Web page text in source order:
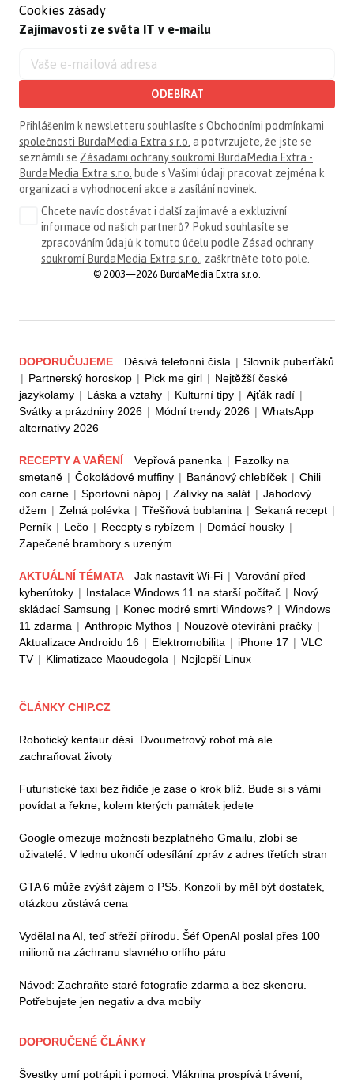
Cookies zásady
Zajímavosti ze světa IT v e-mailu
ODEBÍRAT
Přihlášením k newsletteru souhlasíte s Obchodními podmínkami
společnosti BurdaMedia Extra s.r.o. a potvrzujete, že jste se
seznámili se Zásadami ochrany soukromí BurdaMedia Extra -
BurdaMedia Extra s.r.o. bude s Vašimi údaji pracovat zejména k
organizaci a vyhodnocení akce a zasílání novinek.
Chcete navíc dostávat i další zajímavé a exkluzivní
informace od našich partnerů? Pokud souhlasíte se
zpracováním údajů k tomuto účelu podle Zásad ochrany
soukromí BurdaMedia Extra s.r.o., zaškrtněte toto pole.
© 2003—2026 BurdaMedia Extra s.r.o.
DOPORUČUJEME Děsivá telefonní čísla | Slovník puberťáků
| Partnerský horoskop | Pick me girl | Nejtěžší české
jazykolamy | Láska a vztahy | Kulturní tipy | Ajťák radí |
Svátky a prázdniny 2026 | Módní trendy 2026 | WhatsApp
alternativy 2026
RECEPTY A VAŘENÍ Vepřová panenka | Fazolky na
smetaně | Čokoládové muffiny | Banánový chlebíček | Chili
con carne | Sportovní nápoj | Zálivky na salát | Jahodový
džem | Zelná polévka | Třešňová bublanina | Sekaná recept |
Perník | Lečo | Recepty s rybízem | Domácí housky |
Zapečené brambory s uzeným
AKTUÁLNÍ TÉMATA Jak nastavit Wi-Fi | Varování před
kyberútoky | Instalace Windows 11 na starší počítač | Nový
skládací Samsung | Konec modré smrti Windows? | Windows
11 zdarma | Anthropic Mythos | Nouzové otevírání pračky |
Aktualizace Androidu 16 | Elektromobilita | iPhone 17 | VLC
TV | Klimatizace Maoudegola | Nejlepší Linux
ČLÁNKY CHIP.CZ
Robotický kentaur děsí. Dvoumetrový robot má ale
zachraňovat životy
Futuristické taxi bez řidiče je zase o krok blíž. Bude si s vámi
povídat a řekne, kolem kterých památek jedete
Google omezuje možnosti bezplatného Gmailu, zlobí se
uživatelé. V lednu ukončí odesílání zpráv z adres třetích stran
GTA 6 může zvýšit zájem o PS5. Konzolí by měl být dostatek,
otázkou zůstává cena
Vydělal na AI, teď střeží přírodu. Šéf OpenAI poslal přes 100
milionů na záchranu slavného orlího páru
Návod: Zachraňte staré fotografie zdarma a bez skeneru.
Potřebujete jen negativ a dva mobily
DOPORUČENÉ ČLÁNKY
Švestky umí potrápit i pomoci. Vláknina prospívá trávení,